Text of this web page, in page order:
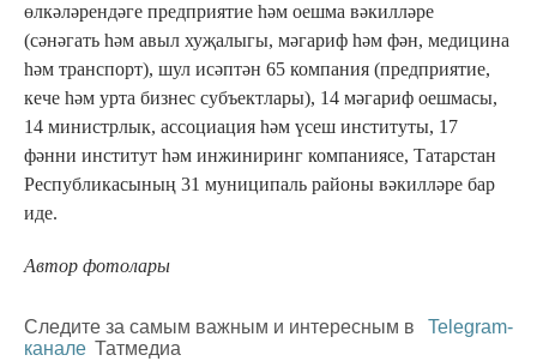
өлкәләрендәге предприятие һәм оешма вәкилләре
(сәнәгать һәм авыл хуҗалыгы, мәгариф һәм фән, медицина
һәм транспорт), шул исәптән 65 компания (предприятие,
кече һәм урта бизнес субъектлары), 14 мәгариф оешмасы,
14 министрлык, ассоциация һәм үсеш институты, 17
фәнни институт һәм инжиниринг компаниясе, Татарстан
Республикасының 31 муниципаль районы вәкилләре бар
иде.
Автор фотолары
Следите за самым важным и интересным в
Telegram-
канале Татмедиа